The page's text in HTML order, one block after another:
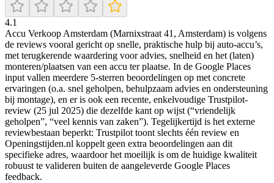
4.1
Accu Verkoop Amsterdam (Marnixstraat 41, Amsterdam) is volgens
de reviews vooral gericht op snelle, praktische hulp bij auto-accu’s,
met terugkerende waardering voor advies, snelheid en het (laten)
monteren/plaatsen van een accu ter plaatse. In de Google Places
input vallen meerdere 5-sterren beoordelingen op met concrete
ervaringen (o.a. snel geholpen, behulpzaam advies en ondersteuning
bij montage), en er is ook een recente, enkelvoudige Trustpilot-
review (25 jul 2025) die dezelfde kant op wijst (“vriendelijk
geholpen”, “veel kennis van zaken”). Tegelijkertijd is het externe
reviewbestaan beperkt: Trustpilot toont slechts één review en
Openingstijden.nl koppelt geen extra beoordelingen aan dit
specifieke adres, waardoor het moeilijk is om de huidige kwaliteit
robuust te valideren buiten de aangeleverde Google Places
feedback.